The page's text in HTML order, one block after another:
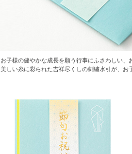
お子様の健やかな成長を願う行事にふさわしい、
美しい糸に彩られた吉祥尽くしの刺繍水引が、お